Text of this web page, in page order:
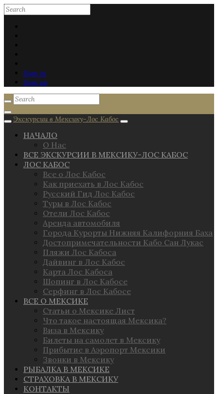
Sign in
Sign up
Экскурсии в Мексику-Лос Кабос
НАЧАЛО
О Нас
ВСЕ ЭКСКУРСИИ В МЕКСИКУ-ЛОС КАБОС
ЛОС КАБОС
Все о Лос Кабос
Как приехать в Лос Кабос
Русский Гид Лос Кабос
Туры в Лос Кабос
Отели Лос Кабос
Аренда автомобиля
Города Курорты Нижняя Калифорния Баха
Достопримечательности Кабо Сан Лукас
Пляжи Лос Кабоса
Дайвинг в Лос Кабос
Карта Лос Кабоса
Шопинг в Лос Кабосе
Серфинг в Лос Кабосе
ВСЕ О МЕКСИКЕ
Статьи о Мексике Лист
Что такое настоящая Мексика?
Виза в Мексику
Билеты на самолет в Мексику
Прибытие в Аэропорт Мексики
Звонки в Мексику
РЫБАЛКА В МЕКСИКЕ
СТРАХОВКА В МЕКСИКУ
КОНТАКТЫ